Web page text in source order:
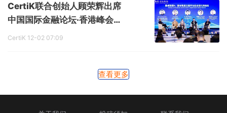
CertiK联合创始人顾荣辉出席
中国国际金融论坛·香港峰会：
探讨数字资产合规化与全球监
CertiK 12-02 07:09
查看更多